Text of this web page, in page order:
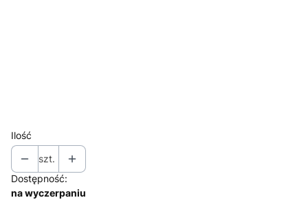
Ilość
szt.
Dostępność:
na wyczerpaniu